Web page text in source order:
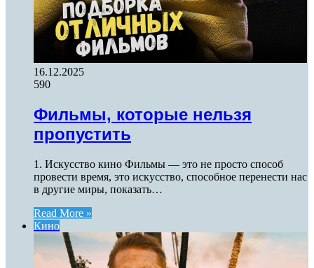
16.12.2025
590
Фильмы, которые нельзя
пропустить
1. Искусство кино Фильмы — это не просто способ
провести время, это искусство, способное перенести нас
в другие миры, показать…
Read More »
Кино